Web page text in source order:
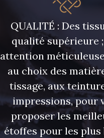
QUALITÉ : Des
qualité supérieure
attention
au choix des
tissage, aux
impressions, pour
proposer les
étoffes pour les plus